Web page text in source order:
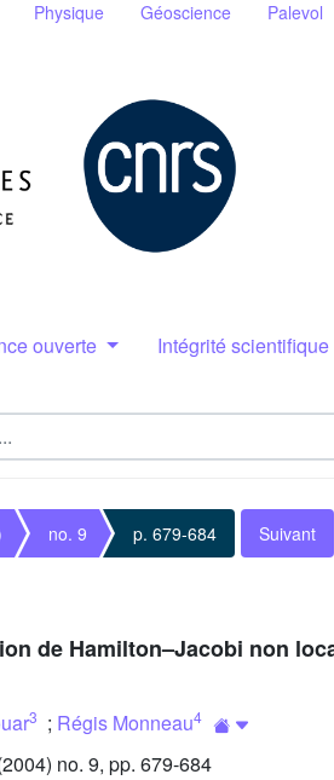
Physique Géoscience Palevol
ouverte Intégrité scientifique
no. 9 p. 679-684 Suivant
de Hamilton–Jacobi non
3 ; Régis Monneau4
no. 9, pp. 679-684